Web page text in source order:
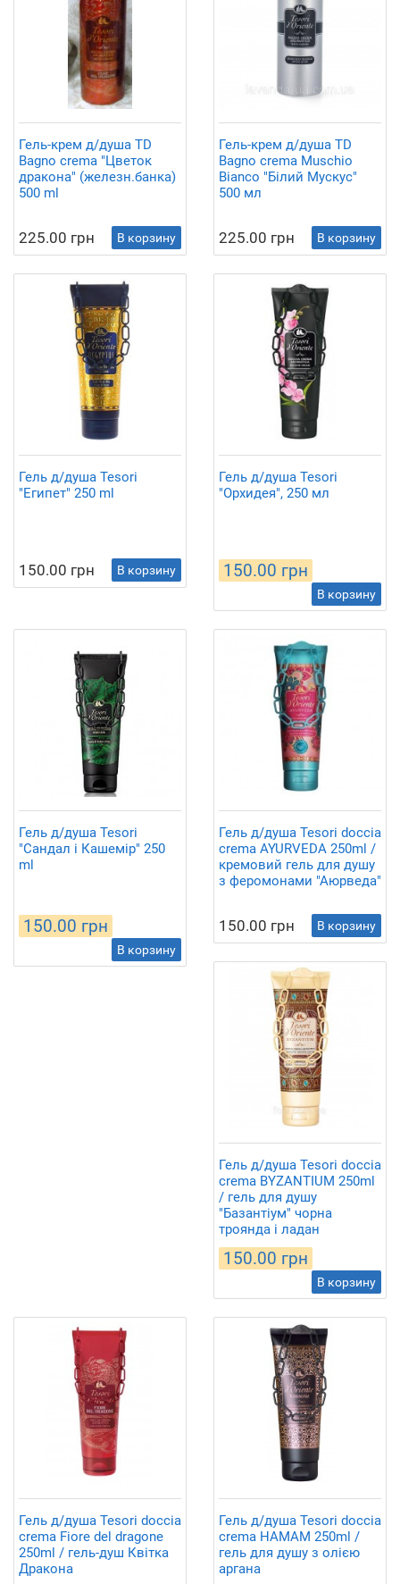
Гель-крем д/душа TD
Bagno crema "Цветок
дракона" (железн.банка)
500 ml
225.00 грн В корзину
Гель-крем д/душа TD
Bagno crema Muschio
Bianco "Білий Мускус"
500 мл
225.00 грн В корзину
Гель д/душа Tesori
"Египет" 250 ml
150.00 грн В корзину
Гель д/душа Tesori
"Орхидея", 250 мл
150.00 грн
В корзину
Гель д/душа Tesori
"Сандал і Кашемір" 250
ml
150.00 грн
В корзину
Гель д/душа Tesori doccia
crema AYURVEDA 250ml /
кремовий гель для душу
з феромонами "Аюрведа"
150.00 грн В корзину
Гель д/душа Tesori doccia
crema BYZANTIUM 250ml
/ гель для душу
"Базантіум" чорна
троянда і ладан
150.00 грн
В корзину
Гель д/душа Tesori doccia
crema Fiore del dragone
250ml / гель-душ Квітка
Дракона
Гель д/душа Tesori doccia
crema HAMAM 250ml /
гель для душу з олією
аргана